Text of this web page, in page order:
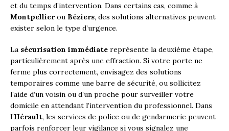
et du temps d’intervention. Dans certains cas, comme à
Montpellierou Béziers, des solutions alternatives peuvent
exister selon le type d’urgence.
La sécurisation immédiate représente la deuxième étape,
particulièrement après une effraction. Si votre porte ne
ferme plus correctement, envisagez des solutions
temporaires comme une barre de sécurité, ou sollicitez
l’aide d’un voisin ou d’un proche pour surveiller votre
domicile en attendant l’intervention du professionnel. Dans
l’Hérault, les services de police ou de gendarmerie peuvent
parfois renforcer leur vigilance si vous signalez une